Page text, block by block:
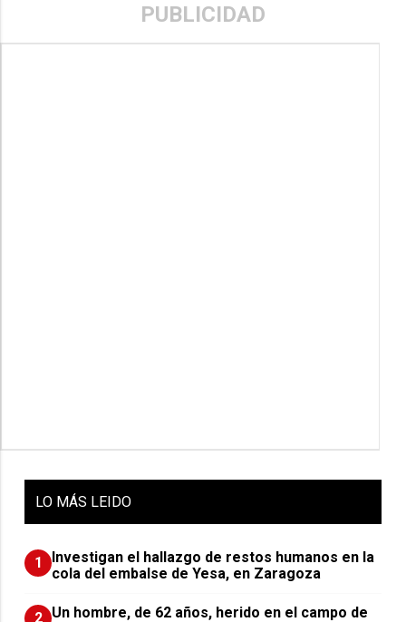
PUBLICIDAD
LO MÁS LEIDO
1
Investigan el hallazgo de restos humanos en la
cola del embalse de Yesa, en Zaragoza
2 Un hombre, de 62 años, herido en el campo de